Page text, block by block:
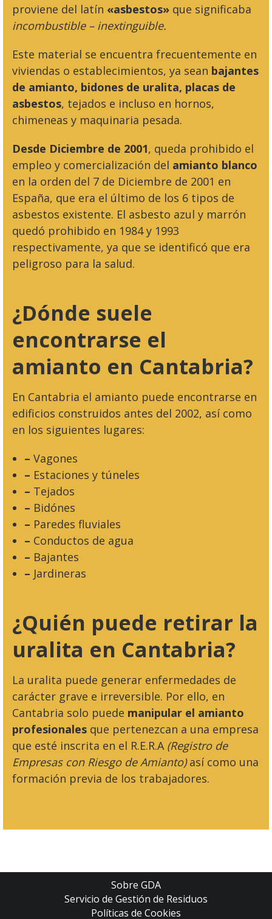
proviene del latín «asbestos» que significaba
incombustible – inextinguible.
Este material se encuentra frecuentemente en
viviendas o establecimientos, ya sean bajantes
de amianto, bidones de uralita, placas de
asbestos, tejados e incluso en hornos,
chimeneas y maquinaria pesada.
Desde Diciembre de 2001, queda prohibido el
empleo y comercialización del amianto blanco
en la orden del 7 de Diciembre de 2001 en
España, que era el último de los 6 tipos de
asbestos existente. El asbesto azul y marrón
quedó prohibido en 1984 y 1993
respectivamente, ya que se identificó que era
peligroso para la salud.
¿Dónde suele
encontrarse el
amianto en Cantabria?
En Cantabria el amianto puede encontrarse en
edificios construidos antes del 2002, así como
en los siguientes lugares:
– Vagones
– Estaciones y túneles
– Tejados
– Bidónes
– Paredes fluviales
– Conductos de agua
– Bajantes
– Jardineras
¿Quién puede retirar la
uralita en Cantabria?
La uralita puede generar enfermedades de
carácter grave e irreversible. Por ello, en
Cantabria solo puede manipular el amianto
profesionales que pertenezcan a una empresa
que esté inscrita en el R.E.R.A (Registro de
Empresas con Riesgo de Amianto)así como una
formación previa de los trabajadores.
Sobre GDA
Servicio de Gestión de Residuos
Políticas de Cookies